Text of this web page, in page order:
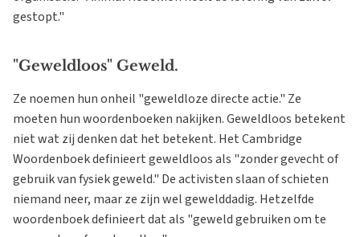
gestopt."
"Geweldloos" Geweld.
Ze noemen hun onheil "geweldloze directe actie." Ze
moeten hun woordenboeken nakijken. Geweldloos betekent
niet wat zij denken dat het betekent. Het Cambridge
Woordenboek definieert geweldloos als "zonder gevecht of
gebruik van fysiek geweld." De activisten slaan of schieten
niemand neer, maar ze zijn wel gewelddadig. Hetzelfde
woordenboek definieert dat als "geweld gebruiken om te